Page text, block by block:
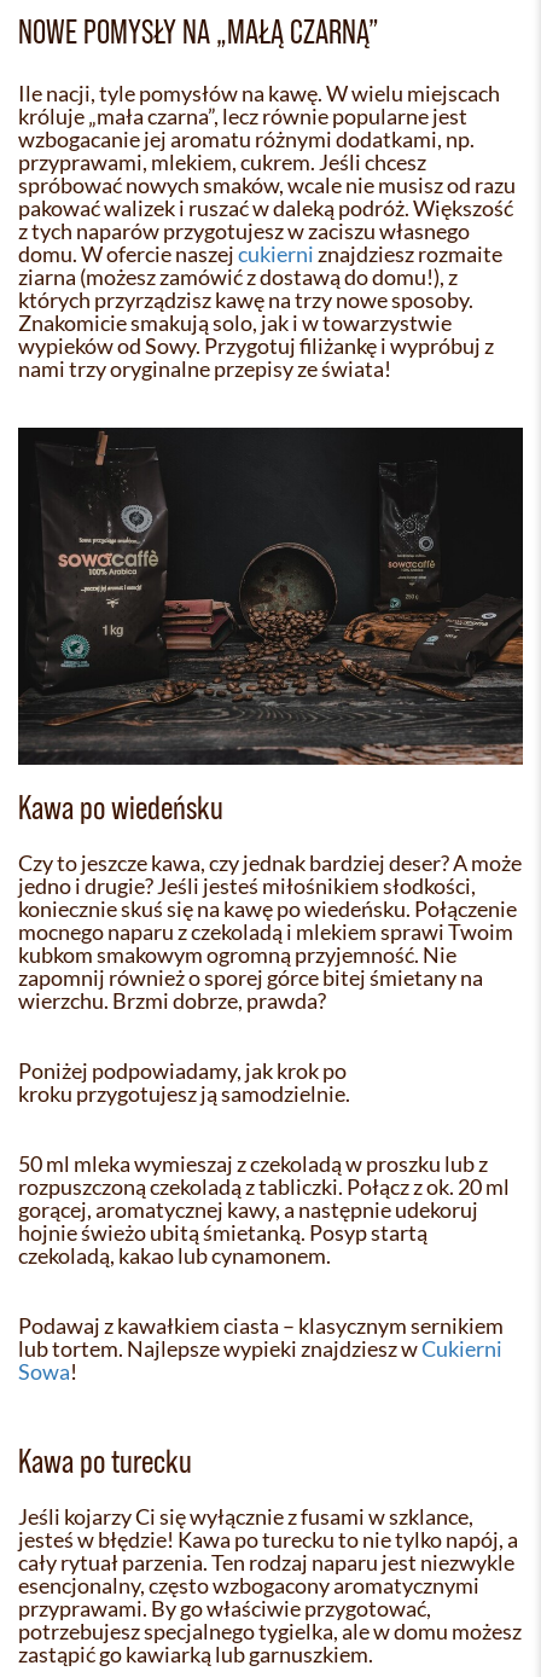
NOWE POMYSŁY NA „MAŁĄ CZARNĄ”
Ile nacji, tyle pomysłów na kawę. W wielu miejscach
króluje „mała czarna”, lecz równie popularne jest
wzbogacanie jej aromatu różnymi dodatkami, np.
przyprawami, mlekiem, cukrem. Jeśli chcesz
spróbować nowych smaków, wcale nie musisz od razu
pakować walizek i ruszać w daleką podróż. Większość
z tych naparów przygotujesz w zaciszu własnego
domu. W ofercie naszejcukierniznajdziesz rozmaite
ziarna (możesz zamówić z dostawą do domu!), z
których przyrządzisz kawę na trzy nowe sposoby.
Znakomicie smakują solo, jak i w towarzystwie
wypieków od Sowy. Przygotuj filiżankę i wypróbuj z
nami trzy oryginalne przepisy ze świata!
Kawa po wiedeńsku
Czy to jeszcze kawa, czy jednak bardziej deser? A może
jedno i drugie? Jeśli jesteś miłośnikiem słodkości,
koniecznie skuś się na kawę po wiedeńsku. Połączenie
mocnego naparu z czekoladą i mlekiem sprawi Twoim
kubkom smakowym ogromną przyjemność. Nie
zapomnij również o sporej górce bitej śmietany na
wierzchu. Brzmi dobrze, prawda?
Poniżej podpowiadamy, jak krok po
kroku przygotujesz ją samodzielnie.
50 ml mleka wymieszaj z czekoladą w proszku lub z
rozpuszczoną czekoladą z tabliczki. Połącz z ok. 20 ml
gorącej, aromatycznej kawy, a następnie udekoruj
hojnie świeżo ubitą śmietanką. Posyp startą
czekoladą, kakao lub cynamonem.
Podawaj z kawałkiem ciasta – klasycznym sernikiem
lub tortem. Najlepsze wypieki znajdziesz wCukierni
Sowa!
Kawa po turecku
Jeśli kojarzy Ci się wyłącznie z fusami w szklance,
jesteś w błędzie! Kawa po turecku to nie tylko napój, a
cały rytuał parzenia. Ten rodzaj naparu jest niezwykle
esencjonalny, często wzbogacony aromatycznymi
przyprawami. By go właściwie przygotować,
potrzebujesz specjalnego tygielka, ale w domu możesz
zastąpić go kawiarką lub garnuszkiem.